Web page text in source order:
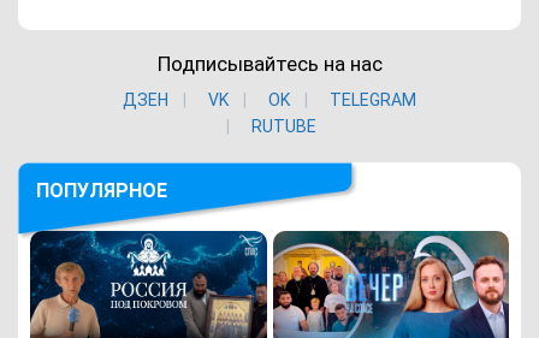
Подписывайтесь на нас
ДЗЕН VK ОK
TELEGRAM
RUTUBE
ПОПУЛЯРНОЕ